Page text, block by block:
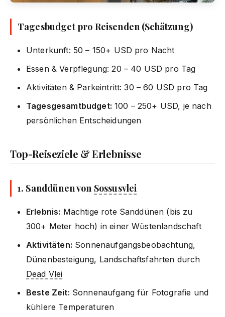
Tagesbudget pro Reisenden (Schätzung)
Unterkunft: 50 – 150+ USD pro Nacht
Essen & Verpflegung: 20 – 40 USD pro Tag
Aktivitäten & Parkeintritt: 30 – 60 USD pro Tag
Tagesgesamtbudget: 100 – 250+ USD, je nach
persönlichen Entscheidungen
Top-Reiseziele & Erlebnisse
1. Sanddünen von Sossusvlei
Erlebnis: Mächtige rote Sanddünen (bis zu
300+ Meter hoch) in einer Wüstenlandschaft
Aktivitäten: Sonnenaufgangsbeobachtung,
Dünenbesteigung, Landschaftsfahrten durch
Dead Vlei
Beste Zeit: Sonnenaufgang für Fotografie und
kühlere Temperaturen